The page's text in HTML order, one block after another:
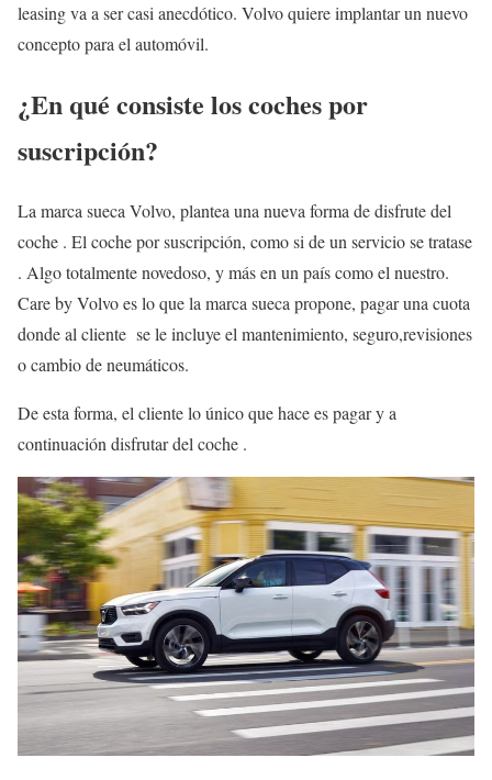
leasing va a ser casi anecdótico. Volvo quiere implantar un nuevo
concepto para el automóvil.
¿En qué consiste los coches por
suscripción?
La marca sueca Volvo, plantea una nueva forma de disfrute del
coche . El coche por suscripción, como si de un servicio se tratase
. Algo totalmente novedoso, y más en un país como el nuestro.
Care by Volvo es lo que la marca sueca propone, pagar una cuota
donde al cliente se le incluye el mantenimiento, seguro,revisiones
o cambio de neumáticos.
De esta forma, el cliente lo único que hace es pagar y a
continuación disfrutar del coche .